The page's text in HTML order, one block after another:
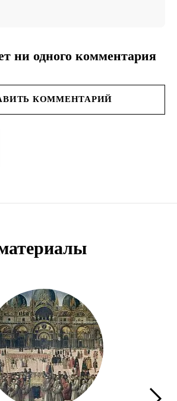
ни одного комментария
КОММЕНТАРИЙ